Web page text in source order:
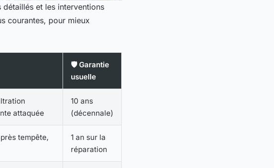
et les interventions
courantes, pour mieux
🛡️ Garantie
usuelle
attaquée
10 ans
(décennale)
tempête,
1 an sur la
réparation